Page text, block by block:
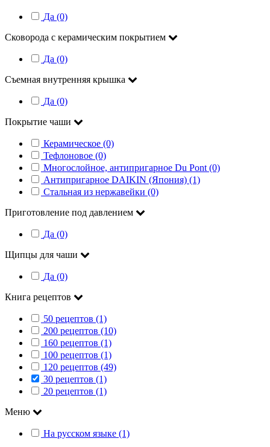
Да (0)
Сковорода с керамическим покрытием
Да (0)
Съемная внутренняя крышка
Да (0)
Покрытие чаши
Керамическое (0)
Тефлоновое (0)
Многослойное, антипригарное Du Pont (0)
Антипригарное DAIKIN (Япония) (1)
Стальная из нержавейки (0)
Приготовление под давлением
Да (0)
Щипцы для чаши
Да (0)
Книга рецептов
50 рецептов (1)
200 рецептов (10)
160 рецептов (1)
100 рецептов (1)
120 рецептов (49)
30 рецептов (1)
20 рецептов (1)
Меню
На русском языке (1)